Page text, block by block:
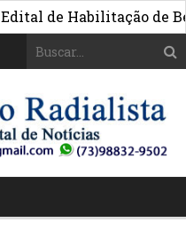
Habilitação de